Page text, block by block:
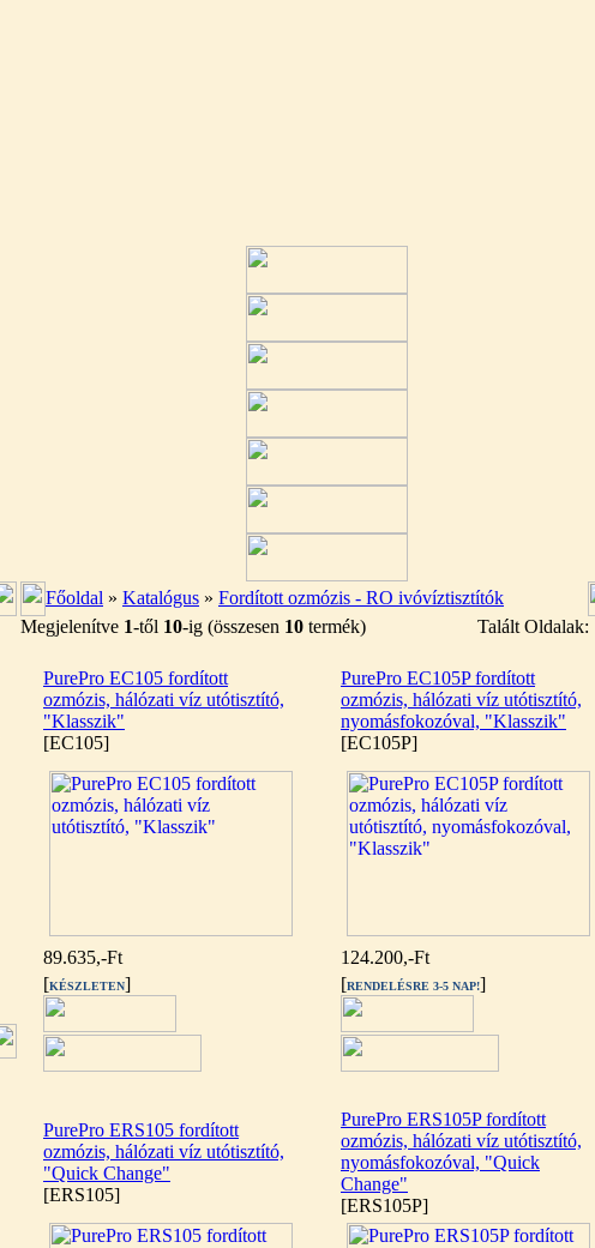
Főoldal » Katalógus » Fordított ozmózis - RO ivóvíztisztítók
Megjelenítve 1-től 10-ig (összesen 10 termék) Talált
PurePro EC105 fordított
ozmózis, hálózati víz utótisztító,
"Klasszik"
[EC105]
89.635,-Ft
[KÉSZLETEN]
PurePro EC105P fordított
ozmózis, hálózati víz utótisztító,
nyomásfokozóval, "Klasszik"
[EC105P]
124.200,-Ft
[RENDELÉSRE 3-5 NAP!]
PurePro ERS105 fordított
ozmózis, hálózati víz utótisztító,
"Quick Change"
[ERS105]
PurePro ERS105P fordított
ozmózis, hálózati víz utótisztító,
nyomásfokozóval, "Quick
Change"
[ERS105P]